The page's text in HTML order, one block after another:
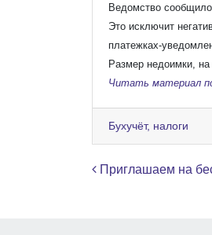
Ведомство
Это исключит
платежках-
Размер недоимки, на
Читать материал
Бухучёт, налоги
Навигация
Приглашаем на